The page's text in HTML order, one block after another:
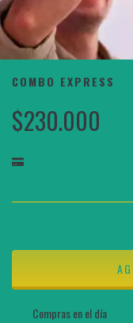
COMBO EXPRESS
$230.000
Compras en el día